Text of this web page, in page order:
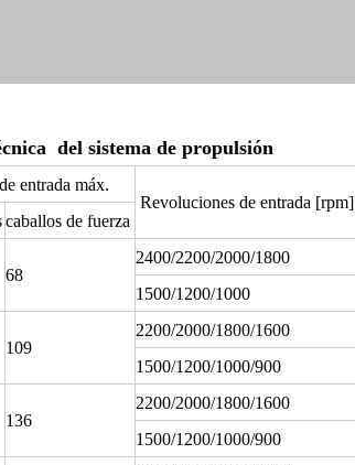
del sistema de propulsión
entrada máx.
Revoluciones de entrada [rpm]
caballos de fuerza
68
2400/2200/2000/1800
1500/1200/1000
109
2200/2000/1800/1600
1500/1200/1000/900
136
2200/2000/1800/1600
1500/1200/1000/900